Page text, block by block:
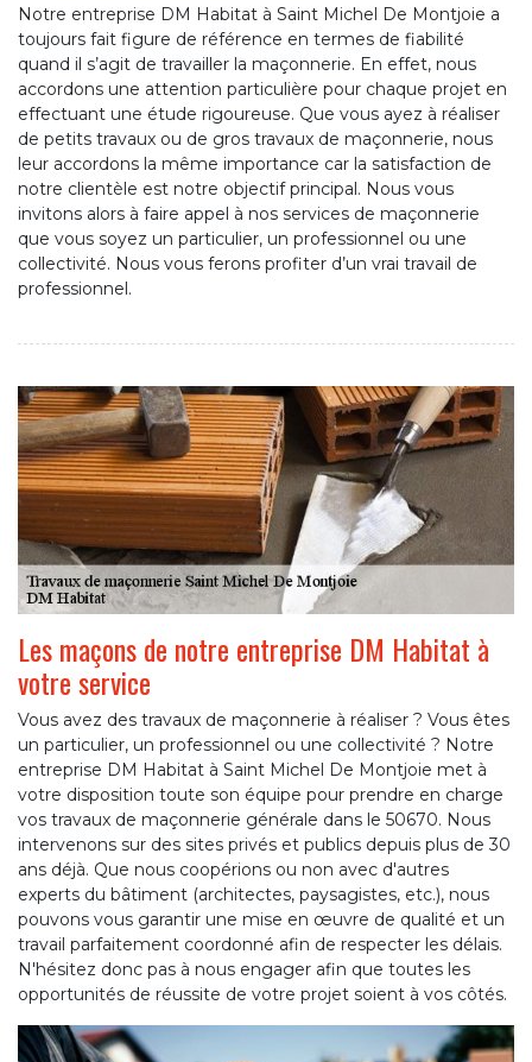
Notre entreprise DM Habitat à Saint Michel De Montjoie a
toujours fait figure de référence en termes de fiabilité
quand il s’agit de travailler la maçonnerie. En effet, nous
accordons une attention particulière pour chaque projet en
effectuant une étude rigoureuse. Que vous ayez à réaliser
de petits travaux ou de gros travaux de maçonnerie, nous
leur accordons la même importance car la satisfaction de
notre clientèle est notre objectif principal. Nous vous
invitons alors à faire appel à nos services de maçonnerie
que vous soyez un particulier, un professionnel ou une
collectivité. Nous vous ferons profiter d’un vrai travail de
professionnel.
Les maçons de notre entreprise DM Habitat à
votre service
Vous avez des travaux de maçonnerie à réaliser ? Vous êtes
un particulier, un professionnel ou une collectivité ? Notre
entreprise DM Habitat à Saint Michel De Montjoie met à
votre disposition toute son équipe pour prendre en charge
vos travaux de maçonnerie générale dans le 50670. Nous
intervenons sur des sites privés et publics depuis plus de 30
ans déjà. Que nous coopérions ou non avec d'autres
experts du bâtiment (architectes, paysagistes, etc.), nous
pouvons vous garantir une mise en œuvre de qualité et un
travail parfaitement coordonné afin de respecter les délais.
N'hésitez donc pas à nous engager afin que toutes les
opportunités de réussite de votre projet soient à vos côtés.